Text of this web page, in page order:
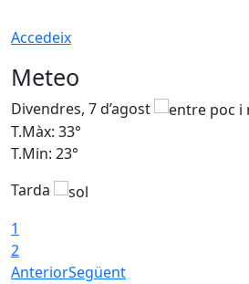
Accedeix
Meteo
Divendres, 7 d’agost
T.Màx: 33°
T.Min: 23°
Tarda
1
2
AnteriorSegüent